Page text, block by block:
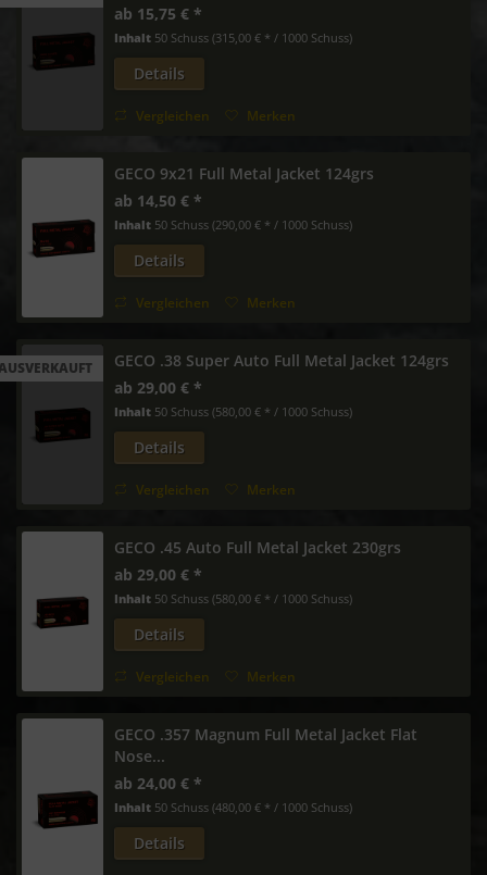
ab 15,75 € *
Inhalt 50 Schuss (315,00 € * / 1000 Schuss)
Details
Vergleichen Merken
GECO 9x21 Full Metal Jacket 124grs
ab 14,50 € *
Inhalt 50 Schuss (290,00 € * / 1000 Schuss)
Details
Vergleichen Merken
GECO .38 Super Auto Full Metal Jacket 124grs
ab 29,00 € *
Inhalt 50 Schuss (580,00 € * / 1000 Schuss)
Details
Vergleichen Merken
GECO .45 Auto Full Metal Jacket 230grs
ab 29,00 € *
Inhalt 50 Schuss (580,00 € * / 1000 Schuss)
Details
Vergleichen Merken
GECO .357 Magnum Full Metal Jacket Flat
Nose...
ab 24,00 € *
Inhalt 50 Schuss (480,00 € * / 1000 Schuss)
Details